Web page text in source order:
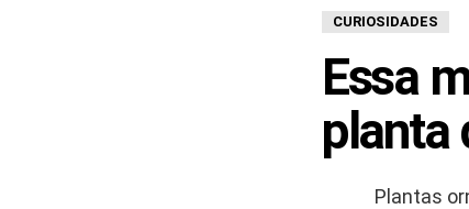
CURIOSIDADES
Essa
planta
Plantas